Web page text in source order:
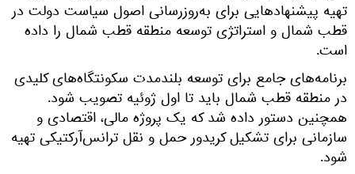
تهیه پیشنهادهایی برای به‌روزرسانی اصول سیاست دولت در
قطب شمال و استراتژی توسعه منطقه قطب شمال را داده
است.
برنامه‌های جامع برای توسعه بلندمدت سکونتگاه‌های کلیدی
در منطقه قطب شمال باید تا اول ژوئیه تصویب شود.
همچنین دستور داده شد که یک پروژه مالی، اقتصادی و
سازمانی برای تشکیل کریدور حمل و نقل ترانس‌آرکتیکی تهیه
شود.